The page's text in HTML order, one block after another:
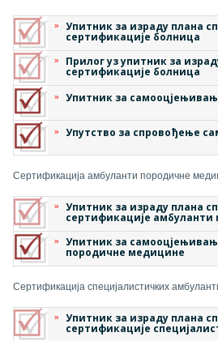
Упитник за израду плана
сертификације болница
Прилог уз упитник за
сертификације болница
Упитник за
Упутство за спровођење
Сертификација амбуланти породичне
Упитник за израду плана
сертификације
Упитник за
породичне медицине
Сертификација специјалистичких
Упитник за израду плана
сертификације